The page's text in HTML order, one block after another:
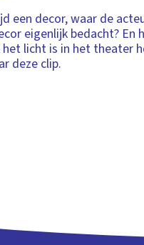
een decor, waar de
eigenlijk bedacht? En
het licht is in het theater
deze clip.